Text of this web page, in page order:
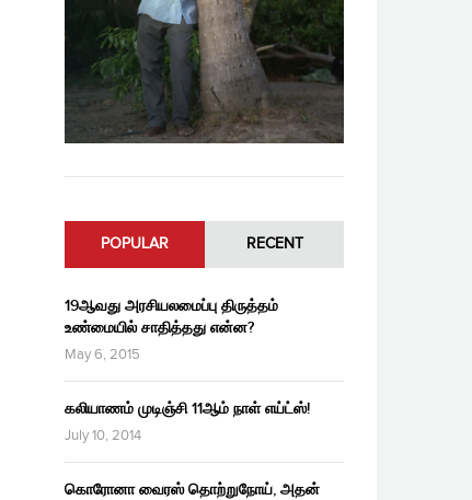
POPULAR RECENT
19ஆவது அரசியலமைப்பு திருத்தம்
உண்மையில் சாதித்தது என்ன?
May 6, 2015
கலியாணம் முடிஞ்சி 11ஆம் நாள் எய்ட்ஸ்!
July 10, 2014
கொரோனா வைரஸ் தொற்றுநோய், அதன்